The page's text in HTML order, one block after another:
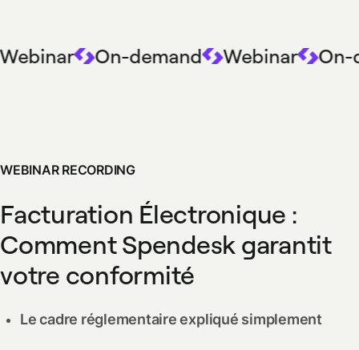
On-demand Webinar On-
WEBINAR RECORDING
Facturation Électronique :
Comment Spendesk garantit
votre conformité
Le cadre réglementaire expliqué simplement